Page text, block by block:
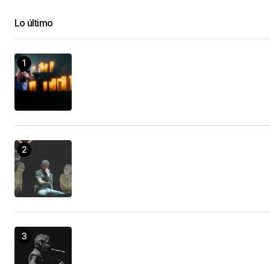
Lo último